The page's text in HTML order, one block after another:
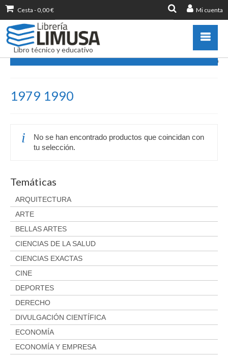
Mi cuenta
Cesta - 0,00€
Buscar
por:
Libro técnico y educativo
Novedades
Publicar con nosotros
Información sobre libro
Ayuda
Contacto
Aviso legal
Condiciones del servicio
Política de privacidad
Cambios y devoluciones
1979 1990
No se han encontrado productos que coincidan con
tu selección.
Temáticas
ARQUITECTURA
ARTE
BELLAS ARTES
CIENCIAS DE LA SALUD
CIENCIAS EXACTAS
CINE
DEPORTES
DERECHO
DIVULGACIÓN CIENTÍFICA
ECONOMÍA
ECONOMÍA Y EMPRESA